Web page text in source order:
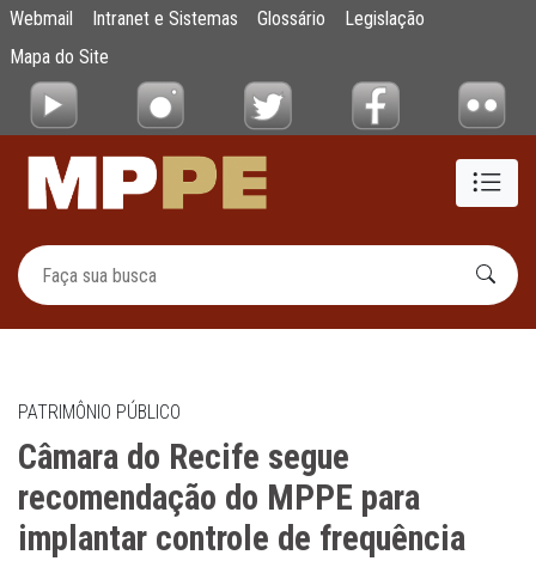
Pular para o Conteúdo principal
Câmara do Recife segue recomendação
Webmail Intranet e Sistemas Glossário
Legislação
Mapa do Site
PATRIMÔNIO PÚBLICO
Câmara do Recife segue
recomendação do MPPE para
implantar controle de frequência